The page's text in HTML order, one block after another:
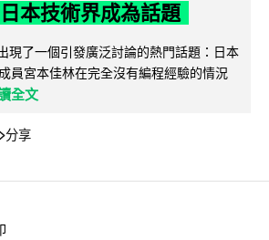
本技術界成為話題
現了一個引發廣泛討論的熱門話題：日本
員宮本佳林在完全沒有編程經驗的情況
全文
分享